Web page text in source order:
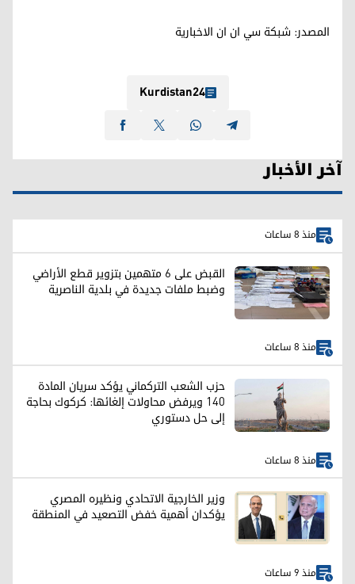
المصدر: شبکة سي ان ان الاخباریة
Kurdistan24
آخر الأخبار
منذ 8 ساعات
القبض على 6 متهمين بتزوير قطع الأراضي
وضبط ملفات جديدة في بلدية الناصرية
منذ 8 ساعات
حزب الشعب التركماني يؤكد سريان المادة
140 ويرفض محاولات إلغائها: كركوك بحاجة
إلى حل دستوري
منذ 8 ساعات
وزير الخارجية الاتحادي ونظيره المصري
يؤكدان أهمية خفض التصعيد في المنطقة
منذ 9 ساعات